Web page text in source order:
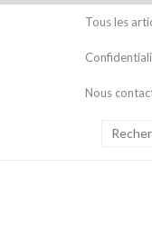
Tous les
Nous